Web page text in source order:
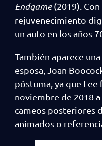
Endgame(2019). Con
rejuvenecimiento
un auto en los años
También aparece
esposa, Joan
póstuma, ya que Lee
noviembre de 2018
cameos posteriores
animados o